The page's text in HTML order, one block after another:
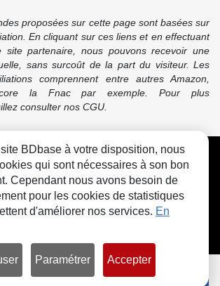
proposées sur cette page sont basées sur
En cliquant sur ces liens et en effectuant
partenaire, nous pouvons recevoir une
sans surcoût de la part du visiteur. Les
comprennent entre autres Amazon,
la Fnac par exemple. Pour plus
consulter nos CGU.
FAQ Contact Cookies
BDbase à votre disposition, nous
qui sont nécessaires à son bon
Cependant nous avons besoin de
pour les cookies de statistiques
d'améliorer nos services. En
Paramétrer Accepter